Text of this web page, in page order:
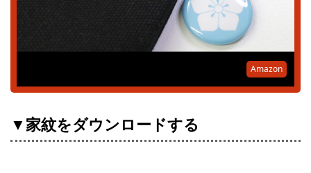
Amazon
▼家紋をダウンロードする